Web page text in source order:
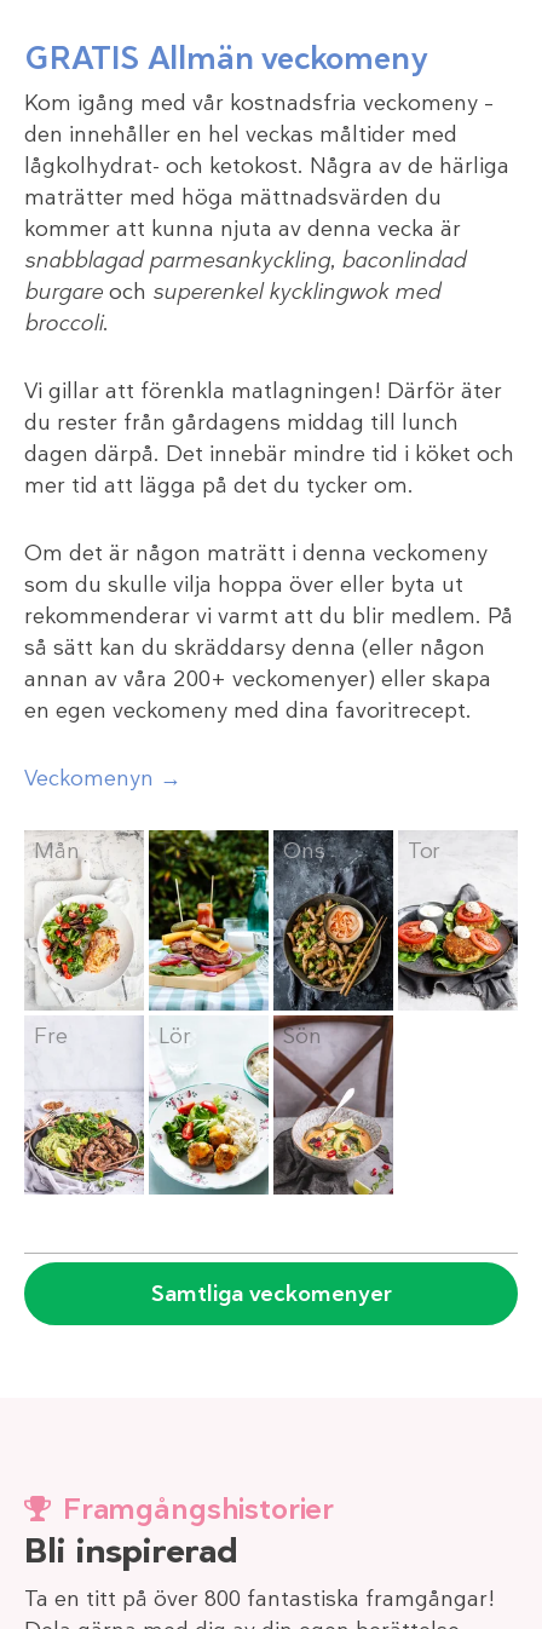
GRATIS Allmän veckomeny
Kom igång med vår kostnadsfria veckomeny –
den innehåller en hel veckas måltider med
lågkolhydrat- och ketokost. Några av de härliga
maträtter med höga mättnadsvärden du
kommer att kunna njuta av denna vecka är
snabblagad parmesankyckling, baconlindad
burgare och superenkel kycklingwok med
broccoli.
Vi gillar att förenkla matlagningen! Därför äter
du rester från gårdagens middag till lunch
dagen därpå. Det innebär mindre tid i köket och
mer tid att lägga på det du tycker om.
Om det är någon maträtt i denna veckomeny
som du skulle vilja hoppa över eller byta ut
rekommenderar vi varmt att du blir medlem. På
så sätt kan du skräddarsy denna (eller någon
annan av våra 200+ veckomenyer) eller skapa
en egen veckomeny med dina favoritrecept.
Veckomenyn →
Mån Tis Ons Tor
Fre Lör Sön
Samtliga veckomenyer
Framgångshistorier
Bli inspirerad
Ta en titt på över 800 fantastiska framgångar!